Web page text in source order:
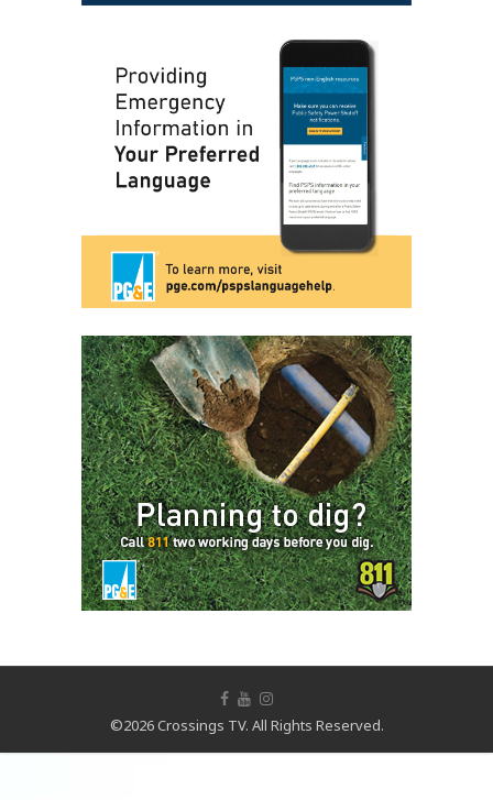
©2026 Crossings TV. All Rights Reserved.